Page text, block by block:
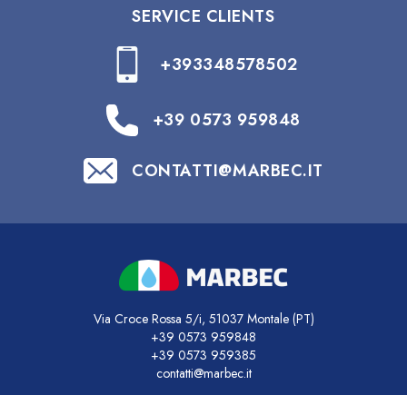
SERVICE CLIENTS
+393348578502
+39 0573 959848
CONTATTI@MARBEC.IT
Via Croce Rossa 5/i, 51037 Montale (PT)
+39 0573 959848
+39 0573 959385
contatti@marbec.it